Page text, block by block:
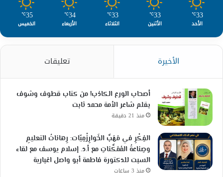
33
℃
الأحد
33
℃
الأثنين
33
℃
الثلاثاء
34
℃
الأربعاء
35
℃
الخميس
الأخيرة تعليقات
أصحاب الورع الكاذب! من كتاب قطوف وشوف
بقلم شاعر الأمة محمد ثابت
منذ 21 دقيقة
الفِكْرِ في مَهَبِّ الخَوارِزْمِيّات: رِهاناتُ التعليمِ
وصِناعةُ المُمَكِّناتِ مع أ.د. إسلام يوسف مع لقاء
السبت للدكتورة فاطمة أبو واصل اغبارية
منذ 3 ساعات